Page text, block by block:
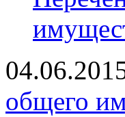
общего